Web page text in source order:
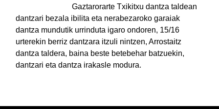
Gaztarorarte Txikitxu dantza taldean
dantzari bezala ibilita eta nerabezaroko garaiak
dantza mundutik urrinduta igaro ondoren, 15/16
urterekin berriz dantzara itzuli nintzen, Arrostaitz
dantza taldera, baina beste betebehar batzuekin,
dantzari eta dantza irakasle modura.